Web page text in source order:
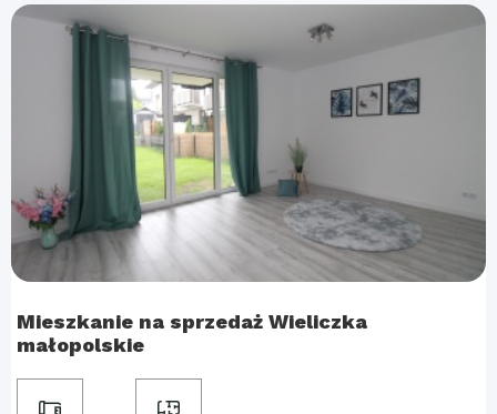
Mieszkanie na sprzedaż Wieliczka
małopolskie